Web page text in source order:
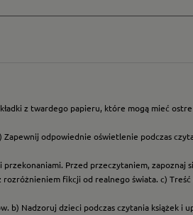
z twardego papieru, które mogą mieć
odpowiednie oświetlenie podczas
Przed przeczytaniem, zapoznaj
fikcji od realnego świata. c)
b) Nadzoruj dzieci podczas czytania książek i